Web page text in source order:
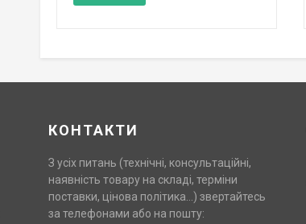
КОНТАКТИ
З усіх питань (технічні, консультаційні,
наявність товару на складі, терміни
поставки, цінова політика…) звертайтесь
за телефонами або на пошту: